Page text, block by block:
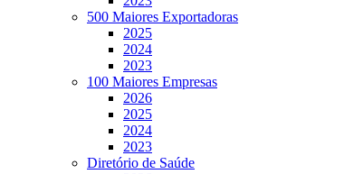
500 Maiores Exportadoras
2025
2024
2023
100 Maiores Empresas
2026
2025
2024
2023
Diretório de Saúde